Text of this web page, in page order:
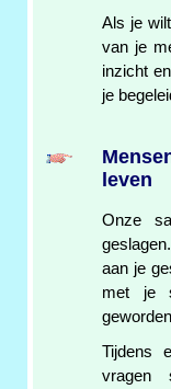
Als je
van je
inzicht
je
leven
Onze
aan je
met je
Tijdens
vragen